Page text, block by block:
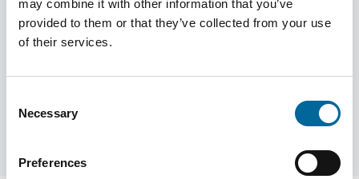
may combine it with other information that you’ve
provided to them or that they’ve collected from your use
of their services.
Selection
Necessary
Preferences
Vanliga frågor